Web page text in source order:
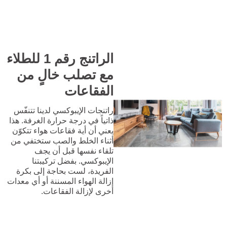
الراتنج رقم 1 للطلاء
مع تصلب خالٍ من
الفقاعات
راتنجات الإيبوكسي لدينا تتنفّس
ذاتياً في درجة حرارة الغرفة. هذا
يعني أن أية فقاعات هواء تتكوّن
أثناء الخلط والصب ستختفي من
تلقاء نفسها قبل أن يجف
الإيبوكسي. بفضل تركيبتنا
الفريدة، لست بحاجة إلى بكرة
إزالة الهواء المسننة أو أي معدات
أخرى لإزالة الفقاعات.